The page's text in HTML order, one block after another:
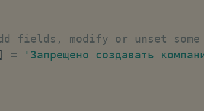
fields, modify or unset some
] = 'Запрещено создавать